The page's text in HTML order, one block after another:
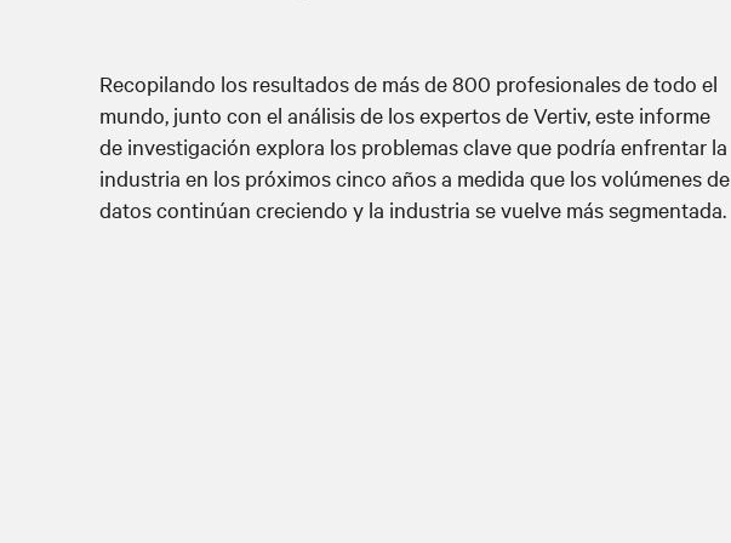
Recopilando los resultados de más de 800 profesionales de todo el
mundo, junto con el análisis de los expertos de Vertiv, este informe
de investigación explora los problemas clave que podría enfrentar la
industria en los próximos cinco años a medida que los volúmenes de
datos continúan creciendo y la industria se vuelve más segmentada.